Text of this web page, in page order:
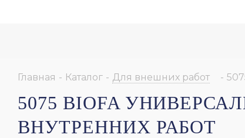
Главная - Каталог - Для внешних работ -
5075 BIOFA
ВНУТРЕННИХ РАБОТ